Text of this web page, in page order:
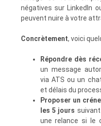
négatives sur LinkedIn
peuvent nuire à votre
Concrètement, voici
Répondre dès
un message
via ATS ou un
et délais du
Proposer un
les 5 jours
une relance si le